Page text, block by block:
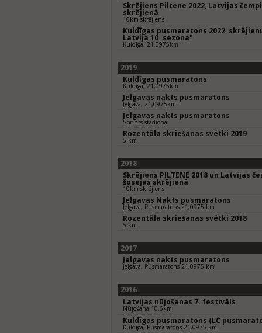
Skrējiens Piltene 2022, Latvijas
skrējienā
10km skrējiens
Kuldīgas pusmaratons 2022,
Latvija 10. sezona"
Kuldīga, 21,0975km
2019
Kuldīgas pusmaratons
Kuldīga, 21,0975km
Jelgavas nakts pusmaratons
Jelgava, 21,0975km
Jelgavas nakts pusmaratons
Sprints stadionā
Rozentāla skriešanas svētki 2019
5 km
2018
Skrējiens PILTENE 2018 un Latvijas
šosejas skrējienā
10km skrējiens
Jelgavas Nakts pusmaratons
Jelgava, Pusmaratons 21,0975 km
Rozentāla skriešanas svētki 2018
5 km
2017
Jelgavas nakts pusmaratons
Jelgava, Pusmaratons 21,0975 km
2016
Latvijas nūjošanas 7. festivāls
Nūjošana 10,6km
Kuldīgas pusmaratons (LČ
Kuldīga, Pusmaratons 21,0975 km